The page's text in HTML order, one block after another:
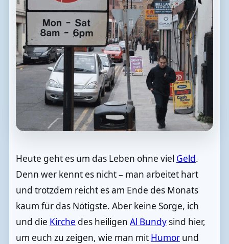
Heute geht es um das Leben ohne viel Geld.
Denn wer kennt es nicht – man arbeitet hart
und trotzdem reicht es am Ende des Monats
kaum für das Nötigste. Aber keine Sorge, ich
und die Kirche des heiligen Al Bundysind hier,
um euch zu zeigen, wie man mit Humorund